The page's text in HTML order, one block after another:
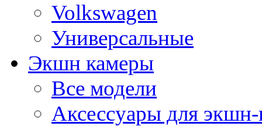
Volkswagen
Универсальные
Экшн камеры
Все модели
Аксессуары для